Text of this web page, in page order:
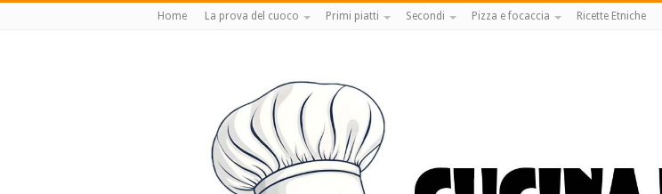
Home La prova del cuoco Primi piatti Secondi Pizza e focaccia Ricette Etniche